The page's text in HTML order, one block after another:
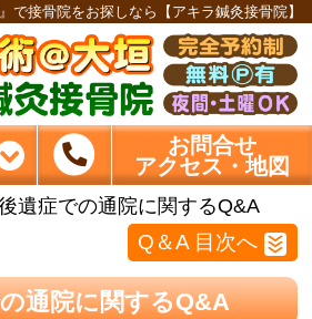
で接骨院をお探しなら【アキラ鍼灸接骨院】
お問合せ
アクセス・地図
遺症での通院に関するQ&A
Q＆A 目次へ
通院に関するQ&A